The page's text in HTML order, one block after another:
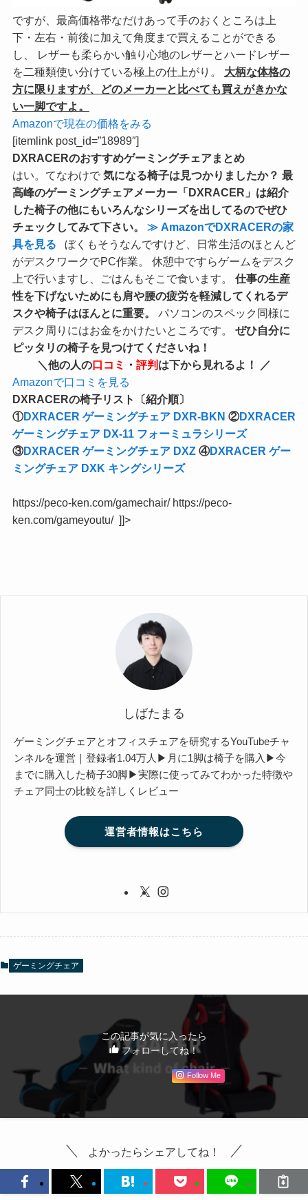
ですが、最高価格帯なだけあって手のおくところは上
下・左右・前後に加えて角度まで買えることができる
し、 レザーも柔らかい触り心地のレザーとハードレザー
を二種類使い分けている極上の仕上がり。 大柄な体格の
方に限りますが、どのメーカーと比べても買えがきかな
い一脚ですよ。
Amazonで現在の価格をみる
[itemlink post_id=”18989″]
DXRACERのおすすめゲーミングチェアまとめ
はい。てなわけで 気になる椅子は見つかりましたか？ 最
高峰のゲーミングチェアメーカー「DXRACER」は紹介
した椅子の他にもいろんなシリーズを出してるのでぜひ
チェックしてみて下さい。
≫ AmazonでDXRACERの家
具を見る ぼくもそうなんですけど、日常生活のほとんど
がデスクワークでPC作業。 休憩中ですらゲームをデスク
上で行いますし、ごはんもそこで食います。 仕事の生産
性を下げないためにも肩や腰の疲労を軽減してくれるデ
スクや椅子はほんとに重要。
パソコンのスペック同様に
デスク周りにはお金をかけたいところです。 ぜひ自分に
ピッタリの椅子を見つけてくださいね！
＼他の人の口コミ ・ 評判 は下から見れるよ！ ／
Amazonで口コミを見る
DXRACERの椅子リスト〔紹介順〕
①DXRACER ゲーミングチェア DXR-BKN ②DXRACER
ゲーミングチェア DX-11 フォーミュラシリーズ
③DXRACER ゲーミングチェア DXZ ④DXRACER ゲー
ミングチェア DXK キングシリーズ
https://peco-ken.com/gamechair/ https://peco-
ken.com/gameyoutu/ ]]>
しばたまる
ゲーミングチェアとオフィスチェアを研究するYouTubeチャ
ンネルを運営｜登録者1.04万人▶月に1脚は椅子を購入▶今
までに購入した椅子30脚▶実際に使ってみてわかった特徴や
チェア同士の比較を詳しくレビュー
運営者情報はこちら
ゲーミングチェア
この記事が気に入ったら
フォローしてね！
Follow Me
よかったらシェアしてね！